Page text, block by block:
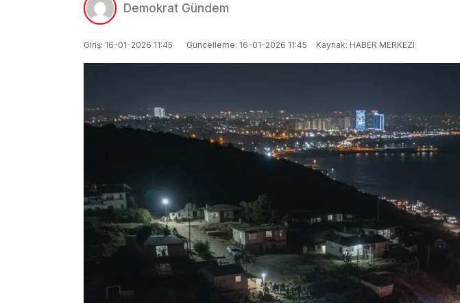
Demokrat Gündem
Giriş: 16-01-2026 11:45 Güncelleme: 16-01-2026 11:45 Kaynak: HABER MERKEZI